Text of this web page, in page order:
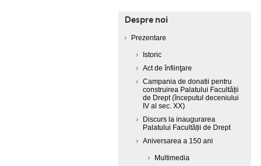
Despre noi
Prezentare
Istoric
Act de înfiinţare
Campania de donatii pentru
construirea Palatului Facultății
de Drept (începutul deceniului
IV al sec. XX)
Discurs la inaugurarea
Palatului Facultății de Drept
Aniversarea a 150 ani
Multimedia